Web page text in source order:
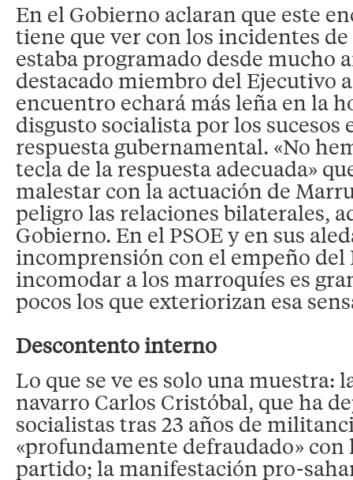
En el Gobierno aclaran que este
tiene que ver con los incidentes
estaba programado desde mucho
destacado miembro del Ejecutivo
encuentro echará más leña en la
disgusto socialista por los sucesos
respuesta gubernamental. «No
tecla de la respuesta adecuada»
malestar con la actuación de
peligro las relaciones bilaterales,
Gobierno. En el PSOE y en sus
incomprensión con el empeño del
incomodar a los marroquíes es
pocos los que exteriorizan esa
Descontento interno
Lo que se ve es solo una muestra:
navarro Carlos Cristóbal, que ha
socialistas tras 23 años de
«profundamente defraudado» con
partido; la manifestación pro-